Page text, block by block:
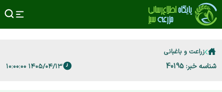
زراعت و باغبانی
شناسه خبر: 40195 ۱۴۰۵/۰۴/۱۳ ۱۰:۰۰:۰۰